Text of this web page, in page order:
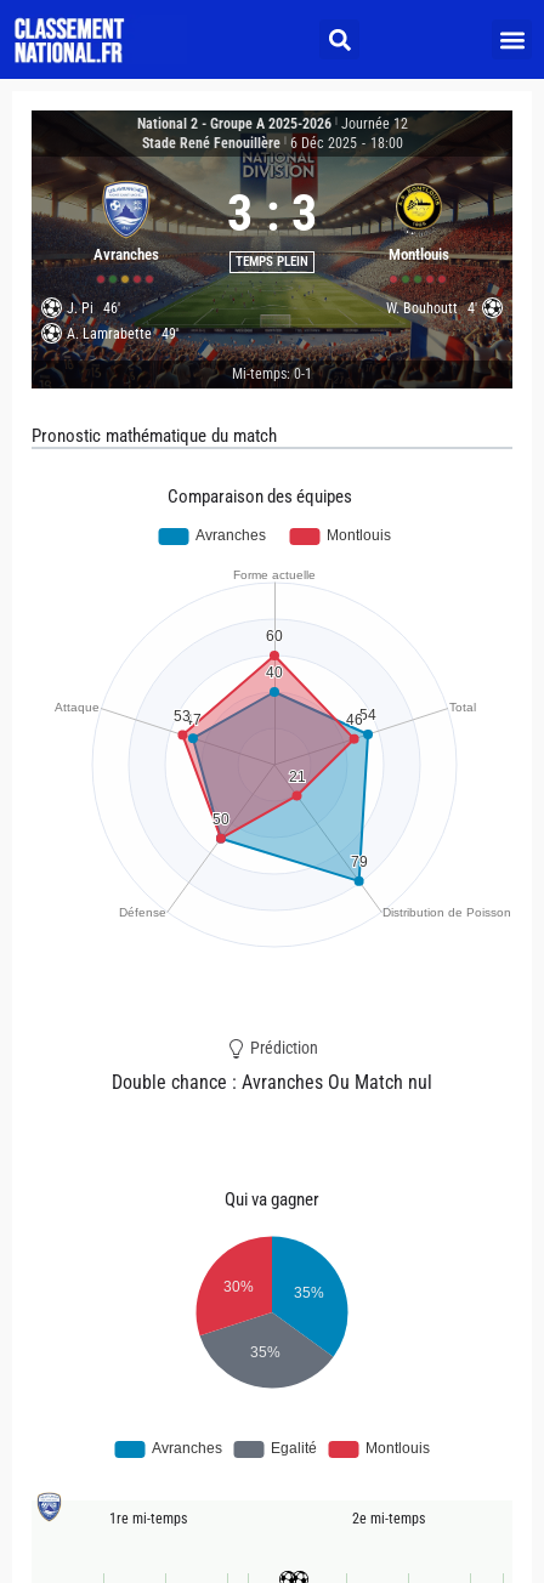
National 2 - Groupe A 2025-2026
Journée 12
Stade René Fenouillère
6 Déc 2025 - 18:00
Avranches
3 : 3
TEMPS PLEIN Montlouis
J. Pi
46'
A. Lamrabette 49'
W. Bouhoutt 4'
Mi-temps: 0-1
Pronostic mathématique du match
Comparaison des équipes
Prédiction
Double chance : Avranches Ou Match nul
Qui va gagner
1re mi-temps 2e mi-temps